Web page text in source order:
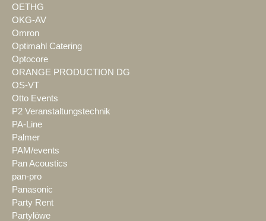
OETHG
OKG-AV
Omron
Optimahl Catering
Optocore
ORANGE PRODUCTION DG
OS-VT
Otto Events
P2 Veranstaltungstechnik
PA-Line
Palmer
PAM/events
Pan Acoustics
pan-pro
Panasonic
Party Rent
Partylöwe